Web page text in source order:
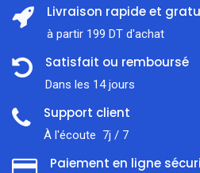
Livraison rapide et
à partir 199 DT d'achat
Satisfait ou remboursé
Dans les 14 jours
Support client
À l'écoute 7j / 7
Paiement en ligne